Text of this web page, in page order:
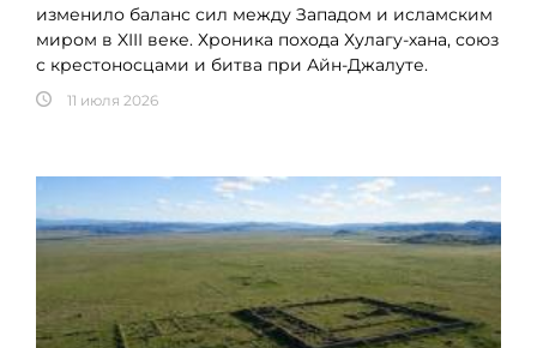
изменило баланс сил между Западом и исламским
миром в XIII веке. Хроника похода Хулагу-хана, союз
с крестоносцами и битва при Айн-Джалуте.
11 июля 2026